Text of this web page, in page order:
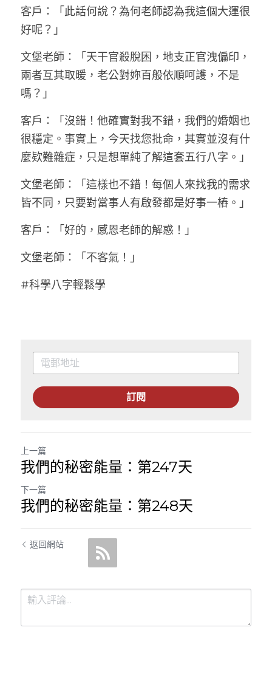
客戶：「此話何說？為何老師認為我這個大運很
好呢？」
文堡老師：「天干官殺脫困，地支正官洩偏印，
兩者互其取暖，老公對妳百般依順呵護，不是
嗎？」
客戶：「沒錯！他確實對我不錯，我們的婚姻也
很穩定。事實上，今天找您批命，其實並沒有什
麼欵難雜症，只是想單純了解這套五行八字。」
文堡老師：「這樣也不錯！每個人來找我的需求
皆不同，只要對當事人有啟發都是好事一樁。」
客戶：「好的，感恩老師的解惑！」
文堡老師：「不客氣！」
#科學八字輕鬆學
訂閱
上一篇
我們的秘密能量：第247天
下一篇
我們的秘密能量：第248天
返回網站